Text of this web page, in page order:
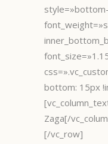
bottom: 15px
Zaga[/
[/vc_row]